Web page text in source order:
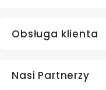
Obsługa klienta
Nasi Partnerzy